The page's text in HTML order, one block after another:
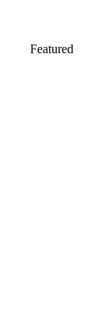
Featured